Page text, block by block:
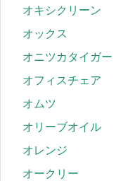
オキシクリーン
オックス
オニツカタイガー
オフィスチェア
オムツ
オリーブオイル
オレンジ
オークリー